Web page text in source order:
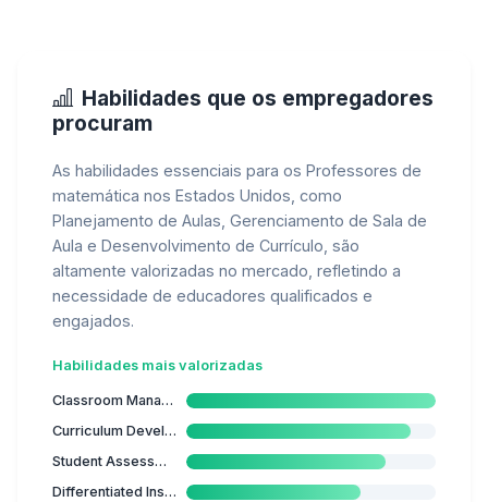
Habilidades que os empregadores
procuram
As habilidades essenciais para os Professores de
matemática nos Estados Unidos, como
Planejamento de Aulas, Gerenciamento de Sala de
Aula e Desenvolvimento de Currículo, são
altamente valorizadas no mercado, refletindo a
necessidade de educadores qualificados e
engajados.
Habilidades mais valorizadas
Classroom Management
Curriculum Development
Student Assessment
Differentiated Instruction